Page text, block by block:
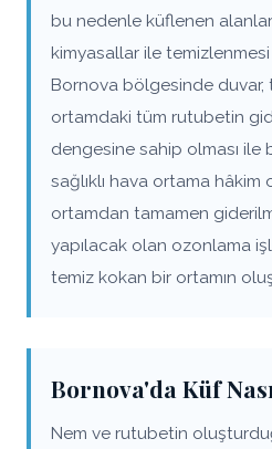
bu nedenle küflenen
kimyasallar ile
Bornova bölgesinde duvar,
ortamdaki tüm rutubetin
dengesine sahip olması ile
sağlıklı hava ortama hâkim
ortamdan tamamen
yapılacak olan ozonlama
temiz kokan bir ortamın
Bornova'da Küf
Nem ve rutubetin